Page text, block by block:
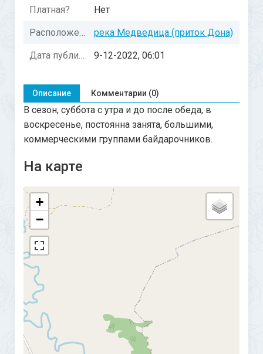
Платная? Нет
Расположение: река Медведица (приток Дона)
Дата публикации: 9-12-2022, 06:01
Описание Комментарии (0)
В сезон, суббота с утра и до после обеда, в
воскресенье, постоянна занята, большими,
коммерческими группами байдарочников.
На карте
+
−